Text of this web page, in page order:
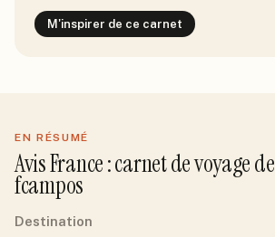
M'inspirer de ce carnet
EN RÉSUMÉ
AvisFrance: carnet de voyage de
fcampos
Destination